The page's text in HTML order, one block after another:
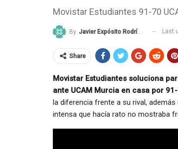
Movistar Estudiantes 91-70
By Javier Expósito Rodríguez Last
Share
Movistar Estudiantes soluciona
ante UCAM Murcia en casa por
la diferencia frente a su rival,
intensa que hacía rato no mostraba